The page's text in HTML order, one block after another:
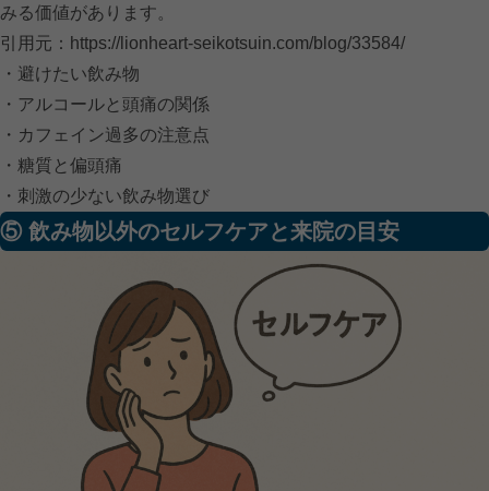
みる価値があります。
引用元： https://lionheart-seikotsuin.com/blog/33584/
・避けたい飲み物
・アルコールと頭痛の関係
・カフェイン過多の注意点
・糖質と偏頭痛
・刺激の少ない飲み物選び
⑤ 飲み物以外のセルフケアと来院の目安